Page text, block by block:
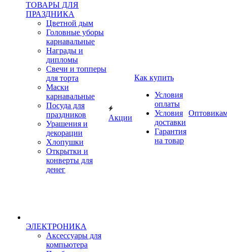
ТОВАРЫ ДЛЯ
ПРАЗДНИКА
Цветной дым
Головные уборы
карнавальные
Награды и
дипломы
Свечи и топперы
для торта
Маски
карнавальные
Посуда для
праздников
Урашения и
декорации
Хлопушки
Открытки и
конверты для
денег
ЭЛЕКТРОНИКА
Аксессуары для
компьютера
Акции
Как купить
Условия
оплаты
Условия
доставки
Гарантия
на товар